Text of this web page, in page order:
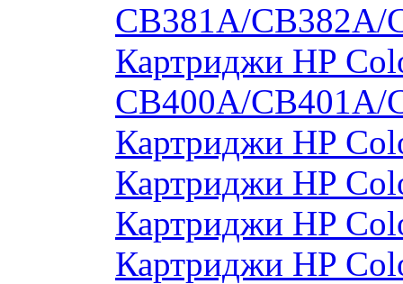
CB381A/CB382A/
Картриджи HP
CB400A/CB401A/
Картриджи HP
Картриджи HP
Картриджи HP
Картриджи HP